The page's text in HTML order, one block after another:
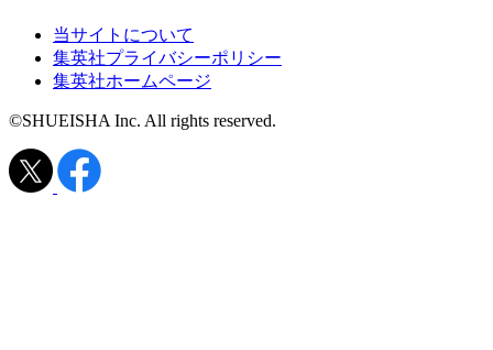
当サイトについて
集英社プライバシーポリシー
集英社ホームページ
©SHUEISHA Inc. All rights reserved.